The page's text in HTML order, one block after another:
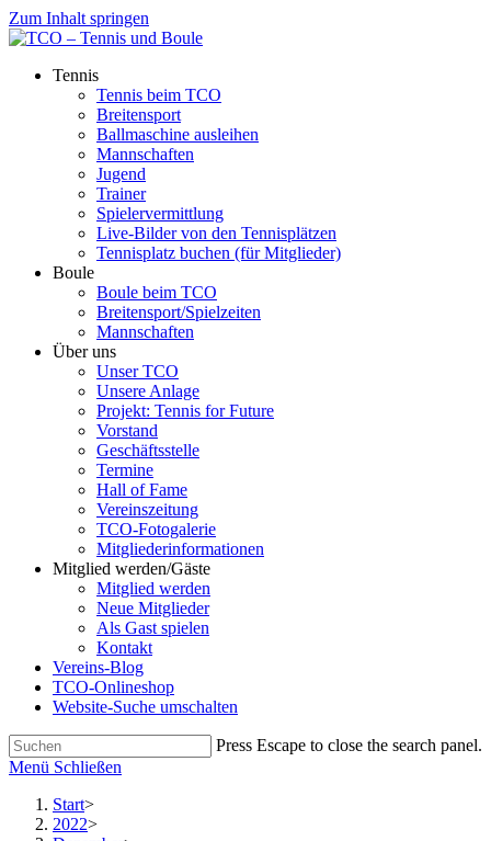
Zum Inhalt springen
Tennis
Tennis beim TCO
Breitensport
Ballmaschine ausleihen
Mannschaften
Jugend
Trainer
Spielervermittlung
Live-Bilder von den Tennisplätzen
Tennisplatz buchen (für Mitglieder)
Boule
Boule beim TCO
Breitensport/Spielzeiten
Mannschaften
Über uns
Unser TCO
Unsere Anlage
Projekt: Tennis for Future
Vorstand
Geschäftsstelle
Termine
Hall of Fame
Vereinszeitung
TCO-Fotogalerie
Mitgliederinformationen
Mitglied werden/Gäste
Mitglied werden
Neue Mitglieder
Als Gast spielen
Kontakt
Vereins-Blog
TCO-Onlineshop
Website-Suche umschalten
Press Escape to close the search panel.
Menü Schließen
Start>
2022>